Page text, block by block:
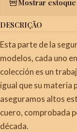
Mostrar
DESCRIÇÃO
Esta parte de la
modelos, cada uno
colección es un
igual que su materia
aseguramos altos
cuero, comprobada
década.